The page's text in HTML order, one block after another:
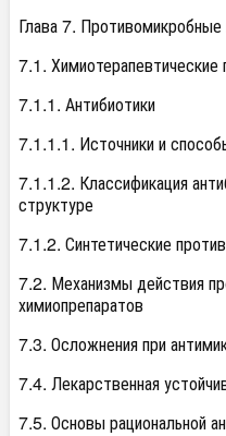
Глава 7.
7.1. Химиотерапевтические
7.1.1. Антибиотики
7.1.1.1. Источники и
7.1.1.2. Классификация
структуре
7.1.2. Синтетические
7.2. Механизмы действия
химиопрепаратов
7.3. Осложнения при
7.4. Лекарственная
7.5. Основы рациональной